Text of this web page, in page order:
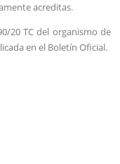
acreditas.
20 TC del organismo de
en el Boletín Oficial.